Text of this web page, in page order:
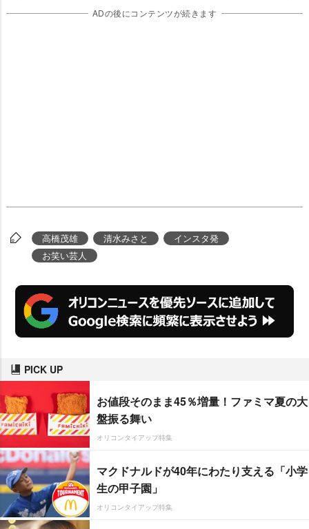
ADの後にコンテンツが続きます
高橋茂雄 清水みさと
インスタ発
お笑い芸人
PICK UP
お値段そのまま45％増量！ファミマ夏の大
盤振る舞い
オリコンタイアップ特集
マクドナルドが40年にわたり支える「小学
生の甲子園」
オリコンタイアップ特集